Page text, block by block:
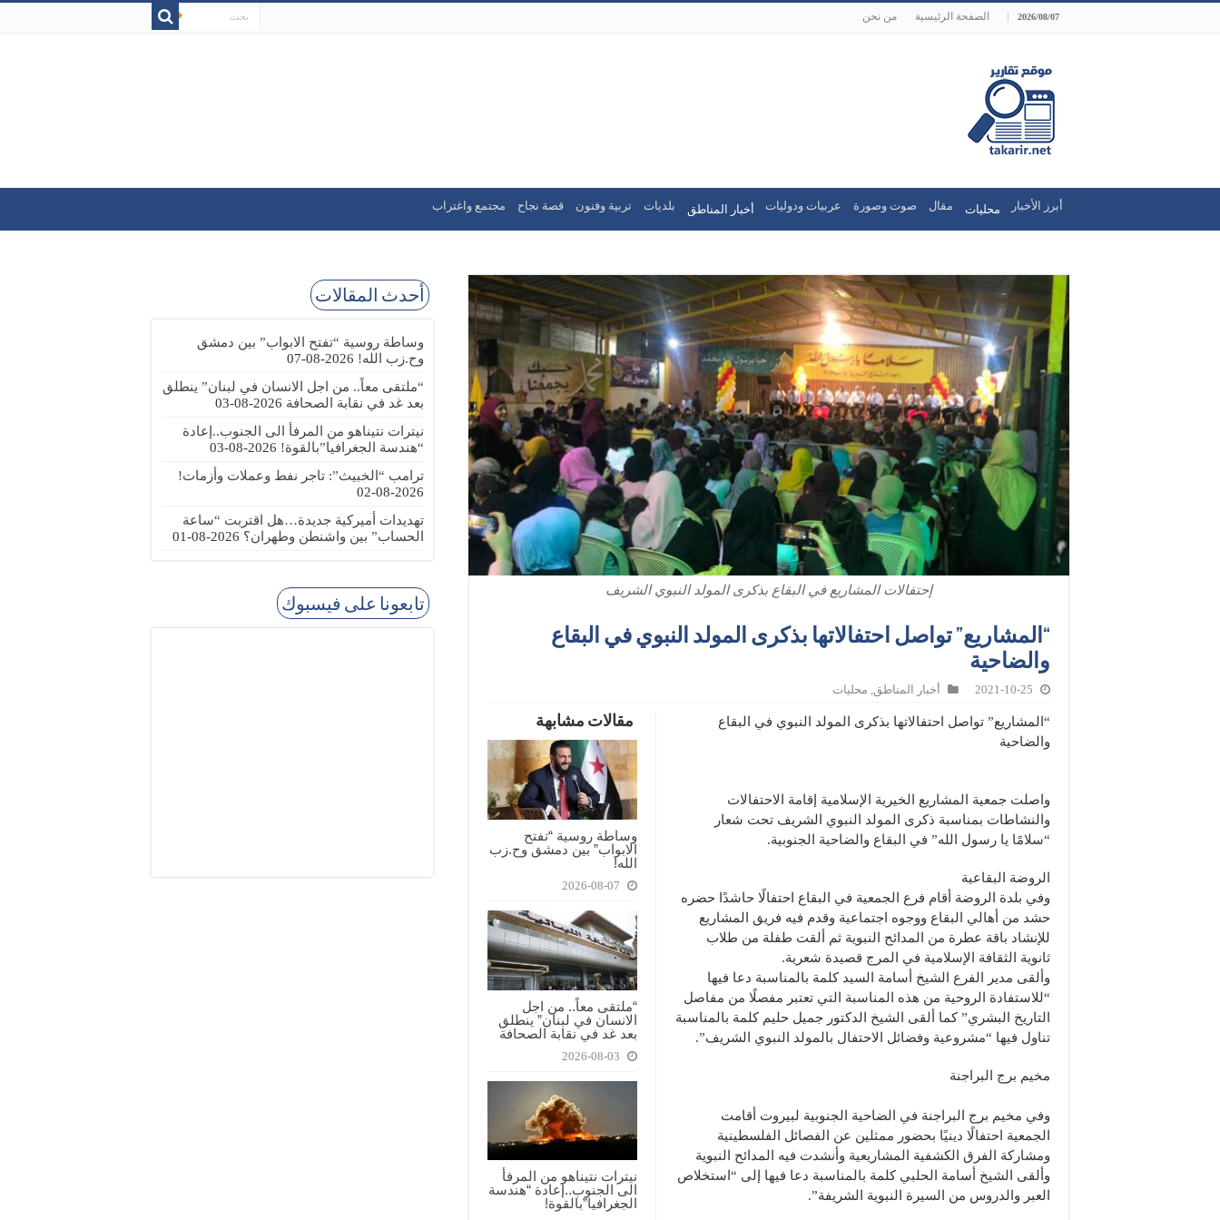
2026/08/07 الصفحة الرئيسية من نحن
أبرز الأخبار محليات مقال صوت وصورة عربيات ودوليات أخبار المناطق بلديات تربية وفنون قصة نجاح مجتمع واغتراب
إحتفالات المشاريع في البقاع بذكرى المولد النبوي الشريف
“المشاريع” تواصل احتفالاتها بذكرى المولد النبوي في البقاع
والضاحية
2021-10-25 أخبار المناطق, محليات
مقالات مشابهة
وساطة روسية “تفتح
الابواب” بين دمشق وح.زب
الله!
2026-08-07
“ملتقى معاً.. من اجل
الانسان في لبنان” ينطلق
بعد غد في نقابة الصحافة
2026-08-03
نيترات نتيناهو من المرفأ
الى الجنوب..إعادة “هندسة
الجغرافيا”بالقوة!
“المشاريع” تواصل احتفالاتها بذكرى المولد النبوي في البقاع
والضاحية
واصلت جمعية المشاريع الخيرية الإسلامية إقامة الاحتفالات
والنشاطات بمناسبة ذكرى المولد النبوي الشريف تحت شعار
“سلامًا يا رسول الله” في البقاع والضاحية الجنوبية.
الروضة البقاعية
وفي بلدة الروضة أقام فرع الجمعية في البقاع احتفالًا حاشدًا حضره
حشد من أهالي البقاع ووجوه اجتماعية وقدم فيه فريق المشاريع
للإنشاد باقة عطرة من المدائح النبوية ثم ألقت طفلة من طلاب
ثانوية الثقافة الإسلامية في المرج قصيدة شعرية.
وألقى مدير الفرع الشيخ أسامة السيد كلمة بالمناسبة دعا فيها
“للاستفادة الروحية من هذه المناسبة التي تعتبر مفصلًا من مفاصل
التاريخ البشري” كما ألقى الشيخ الدكتور جميل حليم كلمة بالمناسبة
تناول فيها “مشروعية وفضائل الاحتفال بالمولد النبوي الشريف”.
مخيم برج البراجنة
وفي مخيم برج البراجنة في الضاحية الجنوبية لبيروت أقامت
الجمعية احتفالًا دينيًا بحضور ممثلين عن الفصائل الفلسطينية
ومشاركة الفرق الكشفية المشاريعية وأنشدت فيه المدائح النبوية
وألقى الشيخ أسامة الحلبي كلمة بالمناسبة دعا فيها إلى “استخلاص
العبر والدروس من السيرة النبوية الشريفة”.
أحدث المقالات
وساطة روسية “تفتح الابواب” بين دمشق
وح.زب الله! 2026-08-07
“ملتقى معاً.. من اجل الانسان في لبنان” ينطلق
بعد غد في نقابة الصحافة 2026-08-03
نيترات نتيناهو من المرفأ الى الجنوب..إعادة
“هندسة الجغرافيا”بالقوة! 2026-08-03
ترامب “الخبيث”: تاجر نفط وعملات وأزمات!
2026-08-02
تهديدات أميركية جديدة…هل اقتربت “ساعة
الحساب” بين واشنطن وطهران؟ 2026-08-01
تابعونا على فيسبوك